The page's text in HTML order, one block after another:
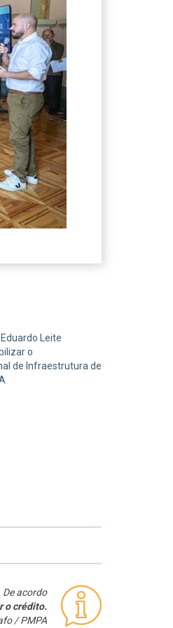
Leite
o
de Infraestrutura de
De acordo
o crédito.
/ PMPA